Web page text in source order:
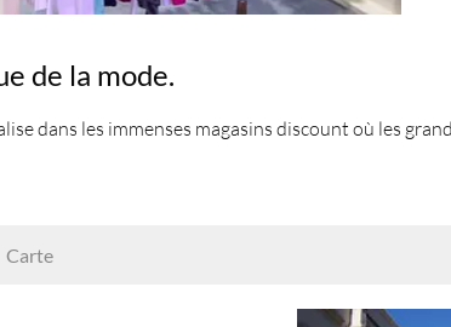
de la mode.
dans les immenses magasins discount où les
Carte